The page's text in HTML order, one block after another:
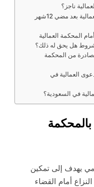
ناجز؟
هل تقبل الدعوى أمام المحكمة العمالية بعد مضي 12شهر
المحكمة العمالية
هل يحق له ذلك؟
من المحكمة
العمالية في
في السعودية؟
يهدف إلى تمكين
أمام القضاء